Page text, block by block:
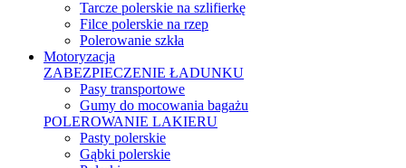
Tarcze polerskie na szlifierkę
Filce polerskie na rzep
Polerowanie szkła
Motoryzacja
ZABEZPIECZENIE ŁADUNKU
Pasy transportowe
Gumy do mocowania bagażu
POLEROWANIE LAKIERU
Pasty polerskie
Gąbki polerskie